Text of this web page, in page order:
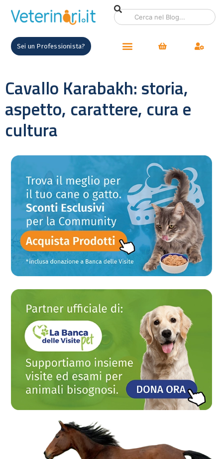
Sei un Professionista?
Cavallo Karabakh: storia,
aspetto, carattere, cura e
cultura